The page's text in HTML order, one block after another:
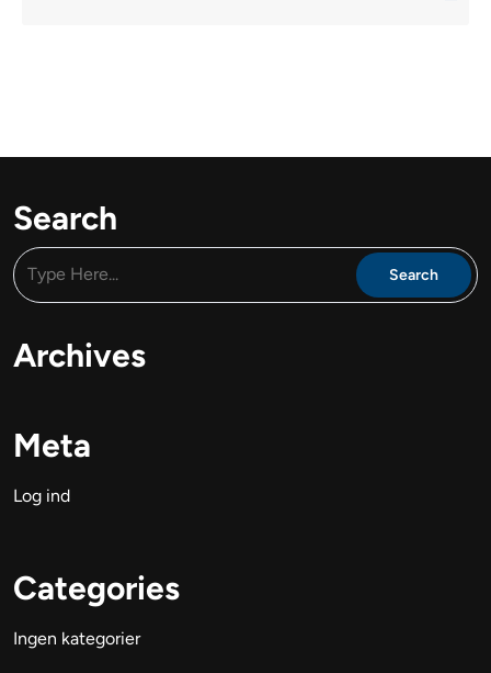
Search
Archives
Meta
Log ind
Categories
Ingen kategorier